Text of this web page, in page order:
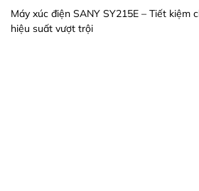
Máy xúc điện SANY SY215E – Tiết kiệm
hiệu suất vượt trội